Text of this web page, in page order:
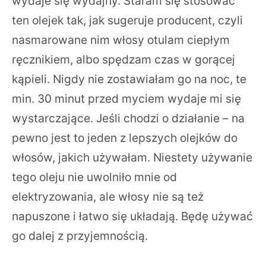
ten olejek tak, jak sugeruje producent, czyli
nasmarowane nim włosy otulam ciepłym
ręcznikiem, albo spędzam czas w gorącej
kąpieli. Nigdy nie zostawiałam go na noc, te
min. 30 minut przed myciem wydaje mi się
wystarczające. Jeśli chodzi o działanie – na
pewno jest to jeden z lepszych olejków do
włosów, jakich używałam. Niestety używanie
tego oleju nie uwolniło mnie od
elektryzowania, ale włosy nie są też
napuszone i łatwo się układają. Będę używać
go dalej z przyjemnością.